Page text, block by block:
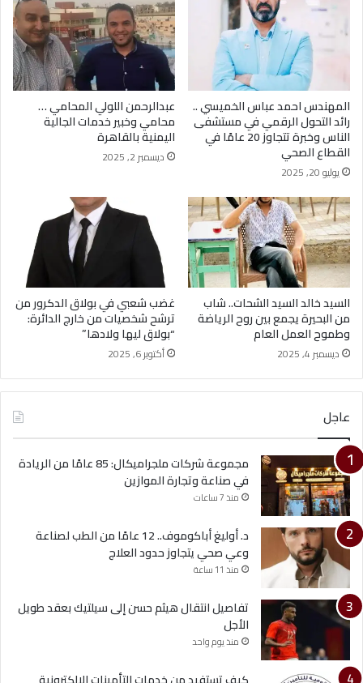
المهندس احمد عباس الخميسي ..
رائد التحول الرقمي في مستشفى
الناس وخبرة تتجاوز 20 عامًا في
القطاع الصحي
يوليو 20, 2025
عبدالرحمن اللولي المحامي …
محامي وخبير خدمات الجالية
اليمنية بالقاهرة
ديسمبر 2, 2025
السيد خالد السيد الشحات.. شاب
من البحيرة يجمع بين روح الرياضة
وطموح العمل العام
ديسمبر 4, 2025
غضب شعبي في بولاق الدكرور من
ترشح شخصيات من خارج الدائرة:
“بولاق ليها ولادها”
أكتوبر 6, 2025
عاجل
مجموعة شركات ملجراميكال: 85 عامًا من الريادة
في صناعة وتجارة الموازين
منذ 7 ساعات
د. أوليغ أباكوموف.. 12 عامًا من الطب لصناعة
وعي صحي يتجاوز حدود العلاج
منذ 11 ساعة
تفاصيل انتقال هيثم حسن إلى سيلتيك بعقد طويل
الأجل
منذ يوم واحد